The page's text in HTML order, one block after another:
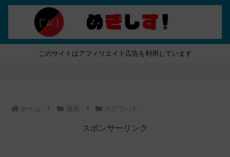
このサイトはアフィリエイト広告を利用しています
ホーム 漫画 カグラバチ
スポンサーリンク